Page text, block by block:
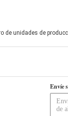
de unidades de
Envíe